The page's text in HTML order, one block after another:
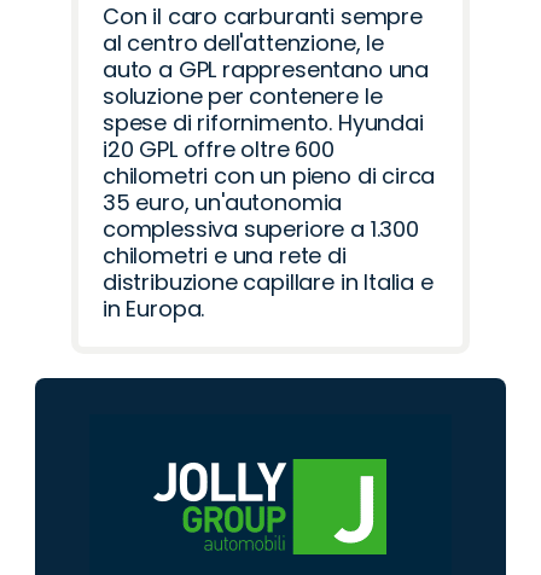
Con il caro carburanti sempre
al centro dell'attenzione, le
auto a GPL rappresentano una
soluzione per contenere le
spese di rifornimento. Hyundai
i20 GPL offre oltre 600
chilometri con un pieno di circa
35 euro, un'autonomia
complessiva superiore a 1.300
chilometri e una rete di
distribuzione capillare in Italia e
in Europa.